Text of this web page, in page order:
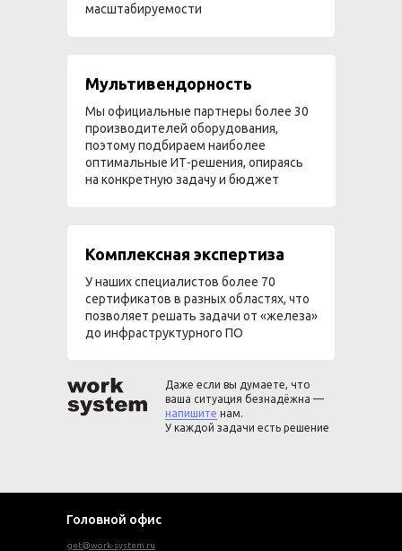
Мультивендорность
Мы официальные партнеры более 30
производителей оборудования,
поэтому подбираем наиболее
оптимальные ИТ-решения, опираясь
на конкретную задачу и бюджет
Комплексная экспертиза
У наших специалистов более 70
сертификатов в разных областях, что
позволяет решать задачи от «железа»
до инфраструктурного ПО
масштабируемости
Даже если вы думаете, что
ваша ситуация безнадёжна —
напишите нам.
У каждой задачи есть решение
get@work-system.ru
Головной офис